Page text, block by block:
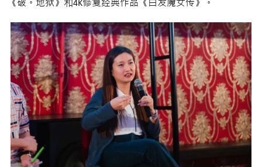
《破。地狱》和4K修复经典作品《白发魔女传》。